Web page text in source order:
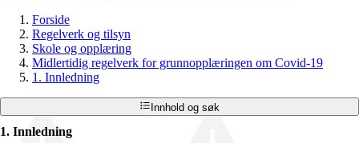
Forside
Regelverk og tilsyn
Skole og opplæring
Midlertidig regelverk for grunnopplæringen om Covid-19
1. Innledning
Innhold og søk
1. Innledning